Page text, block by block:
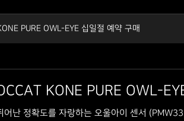
PURE OWL-EYE 십일절 예약 구매
KONE PURE OWL-
어난 정확도를 자랑하는 오울아이 센서